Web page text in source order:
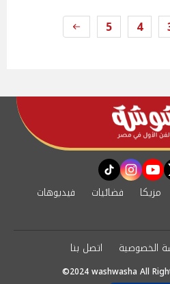
4
5
youtube
instagram
tiktok
مزيكا فضائيات
فيديوهات
الخصوصية اتصل بنا
©2024 washwasha All